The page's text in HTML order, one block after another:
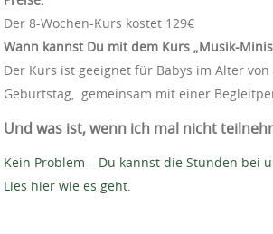
Der 8-Wochen-Kurs kostet 129€
Wann kannst Du mit dem Kurs „Musik-
Der Kurs ist geeignet für Babys im Alter
Geburtstag, gemeinsam mit einer
Und was ist, wenn ich mal nicht
Kein Problem – Du kannst die Stunden bei
Lies hier wie es geht.